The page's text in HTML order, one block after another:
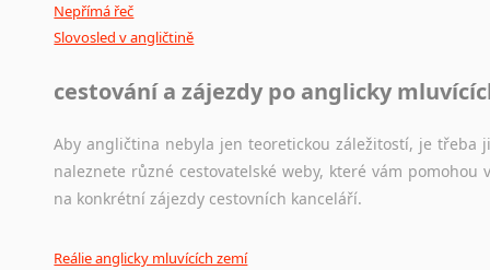
Nepřímá řeč
Slovosled v angličtině
cestování a zájezdy po anglicky
Aby angličtina nebyla jen teoretickou záležitostí, je
naleznete různé cestovatelské weby, které vám
na konkrétní zájezdy cestovních kanceláří.
Reálie anglicky mluvících zemí